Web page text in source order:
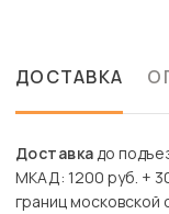
ДОСТАВКА
Доставкадо
МКАД: 1200 руб. +
границ московской